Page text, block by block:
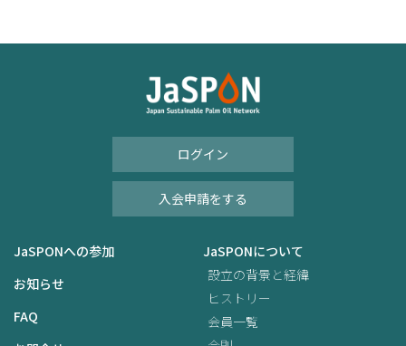
ログイン
入会申請をする
JaSPONへの参加
お知らせ
FAQ
JaSPONについて
設立の背景と経緯
ヒストリー
会員一覧